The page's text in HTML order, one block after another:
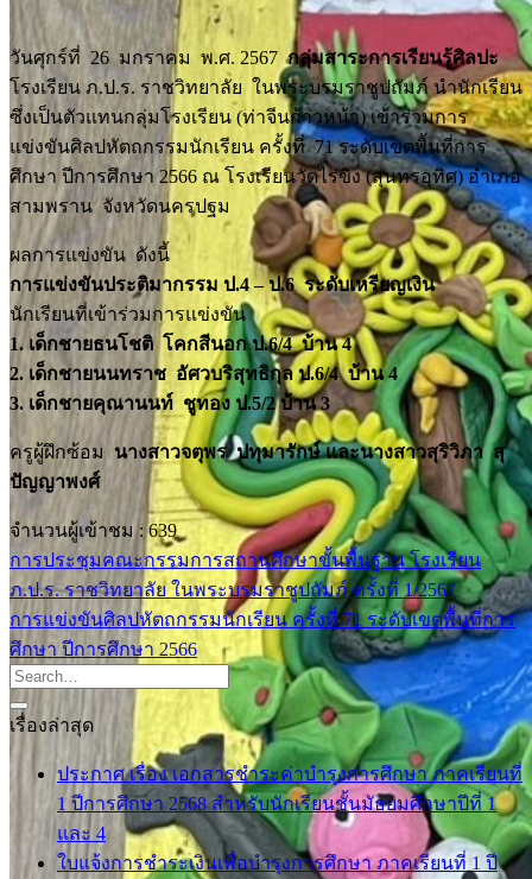
วันศุกร์ที่ 26 มกราคม พ.ศ. 2567กลุ่มสาระการเรียนรู้ศิลปะ
โรงเรียน ภ.ป.ร. ราชวิทยาลัย ในพระบรมราชูปถัมภ์ นำนักเรียน
ซึ่งเป็นตัวแทนกลุ่มโรงเรียน (ท่าจีนก้าวหน้า) เข้าร่วมการ
แข่งขันศิลปหัตถกรรมนักเรียน ครั้งที่ 71 ระดับเขตพื้นที่การ
ศึกษา ปีการศึกษา 2566 ณ โรงเรียนวัดไร่ขิง (สุนทรอุทิศ) อำเภอ
สามพราน จังหวัดนครปฐม
ผลการแข่งขัน ดังนี้
การแข่งขันประติมากรรม ป.4 – ป.6 ระดับเหรียญเงิน
นักเรียนที่เข้าร่วมการแข่งขัน
1. เด็กชายธนโชติ โคกสีนอก ป.6/4 บ้าน 4
2. เด็กชายนนทราช อัศวบริสุทธิกุล ป.6/4 บ้าน 4
3. เด็กชายคุณานนท์ ชูทอง ป.5/2 บ้าน 3
ครูผู้ฝึกซ้อม นางสาวจตุพร ปทุมารักษ์ และนางสาวสุริวิภา สุ
ปัญญาพงศ์
จำนวนผู้เข้าชม :639
การประชุมคณะกรรมการสถานศึกษาขั้นพื้นฐาน โรงเรียน
ภ.ป.ร. ราชวิทยาลัย ในพระบรมราชูปถัมภ์ ครั้งที่ 1/2567
การแข่งขันศิลปหัตถกรรมนักเรียน ครั้งที่ 71 ระดับเขตพื้นที่การ
ศึกษา ปีการศึกษา 2566
เรื่องล่าสุด
ประกาศ เรื่อง เอกสารชำระค่าบำรุงการศึกษา ภาคเรียนที่
1 ปีการศึกษา 2568 สำหรับนักเรียนชั้นมัธยมศึกษาปีที่ 1
และ 4
ใบแจ้งการชำระเงินเพื่อบำรุงการศึกษา ภาคเรียนที่ 1 ปี